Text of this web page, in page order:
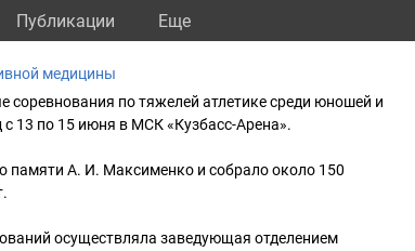
Публикации Eще
медицины
соревнования по тяжелей атлетике среди юношей и
13 по 15 июня в МСК «Кузбасс-Арена».
памяти А. И. Максименко и собрало около 150
осуществляла заведующая отделением